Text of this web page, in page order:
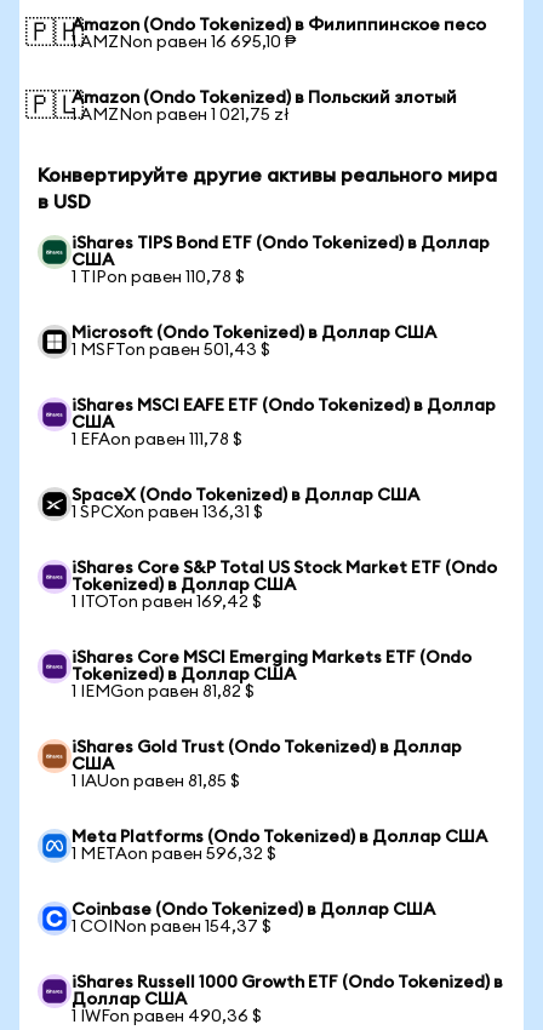
🇵🇭Amazon (Ondo Tokenized) в Филиппинское песо
1 AMZNon равен 16 695,10 ₱
🇵🇱Amazon (Ondo Tokenized) в Польский злотый
1 AMZNon равен 1 021,75 zł
Конвертируйте другие активы реального мира
в USD
iShares TIPS Bond ETF (Ondo Tokenized) в Доллар
США
1 TIPon равен 110,78 $
Microsoft (Ondo Tokenized) в Доллар США
1 MSFTon равен 501,43 $
iShares MSCI EAFE ETF (Ondo Tokenized) в Доллар
США
1 EFAon равен 111,78 $
SpaceX (Ondo Tokenized) в Доллар США
1 SPCXon равен 136,31 $
iShares Core S&P Total US Stock Market ETF (Ondo
Tokenized) в Доллар США
1 ITOTon равен 169,42 $
iShares Core MSCI Emerging Markets ETF (Ondo
Tokenized) в Доллар США
1 IEMGon равен 81,82 $
iShares Gold Trust (Ondo Tokenized) в Доллар
США
1 IAUon равен 81,85 $
Meta Platforms (Ondo Tokenized) в Доллар США
1 METAon равен 596,32 $
Coinbase (Ondo Tokenized) в Доллар США
1 COINon равен 154,37 $
iShares Russell 1000 Growth ETF (Ondo Tokenized) в
Доллар США
1 IWFon равен 490,36 $